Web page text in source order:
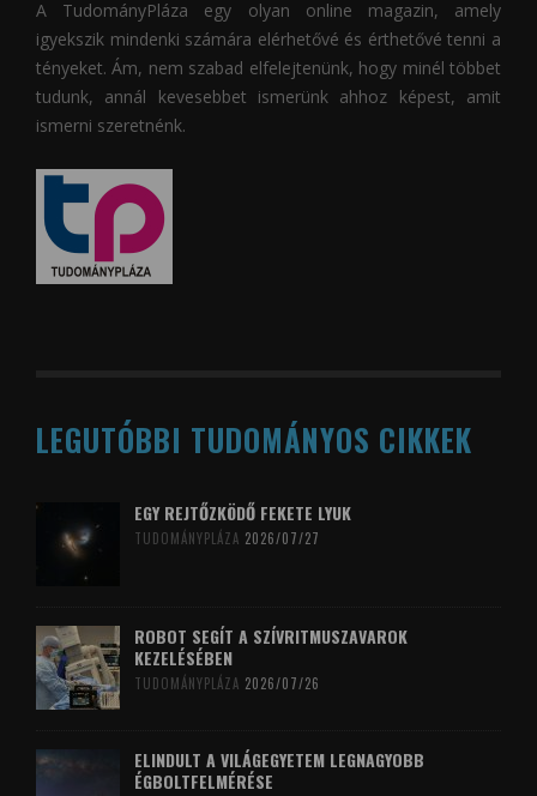
A TudományPláza egy olyan online magazin, amely
igyekszik mindenki számára elérhetővé és érthetővé tenni a
tényeket. Ám, nem szabad elfelejtenünk, hogy minél többet
tudunk, annál kevesebbet ismerünk ahhoz képest, amit
ismerni szeretnénk.
LEGUTÓBBI TUDOMÁNYOS CIKKEK
EGY REJTŐZKÖDŐ FEKETE LYUK
TUDOMÁNYPLÁZA 2026/07/27
ROBOT SEGÍT A SZÍVRITMUSZAVAROK
KEZELÉSÉBEN
TUDOMÁNYPLÁZA 2026/07/26
ELINDULT A VILÁGEGYETEM LEGNAGYOBB
ÉGBOLTFELMÉRÉSE